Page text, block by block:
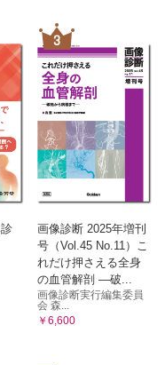
3
画像診断 2025年増刊
号（Vol.45 No.11）こ
れだけ押さえる全身
の血管解剖 ―破...
画像診断実行編集委員
会 森...
￥6,600